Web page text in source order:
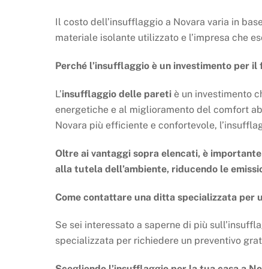
Il costo dell’insufflaggio a Novara varia in
materiale isolante utilizzato e l’impresa che
Perché l’insufflaggio è un investimento per
L’insufflaggio delle pareti è un investimento
energetiche e al miglioramento del comfort
Novara più efficiente e confortevole,
Oltre ai vantaggi sopra elencati, è
alla tutela dell’ambiente, riducendo le
Come contattare una ditta specializzata per
Se sei interessato a saperne di più
specializzata per richiedere un preventivo